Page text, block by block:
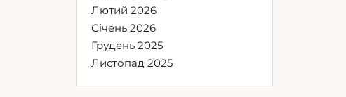
Лютий 2026
Січень 2026
Грудень 2025
Листопад 2025